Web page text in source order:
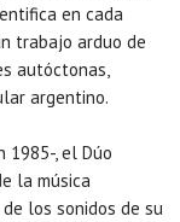
en cada
trabajo arduo de
autóctonas,
argentino.
1985-, el Dúo
la música
los sonidos de su